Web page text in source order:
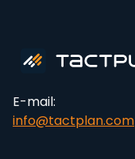
E-mail:
info@tactplan.com